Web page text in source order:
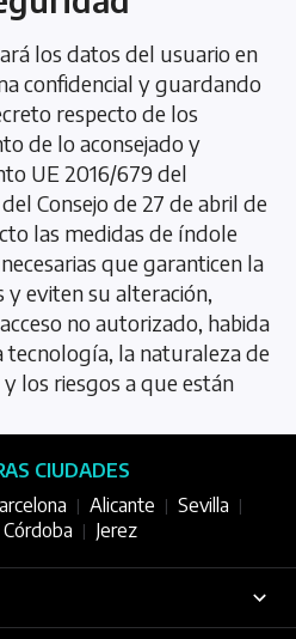
los datos del usuario en
confidencial y guardando
respecto de los
de lo aconsejado y
UE 2016/679 del
Consejo de 27 de abril de
las medidas de índole
que garanticen la
eviten su alteración,
no autorizado, habida
tecnología, la naturaleza de
los riesgos a que están
CIUDADES
| Alicante | Sevilla |
Córdoba | Jerez